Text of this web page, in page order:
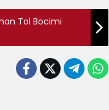
Tol Bocimi